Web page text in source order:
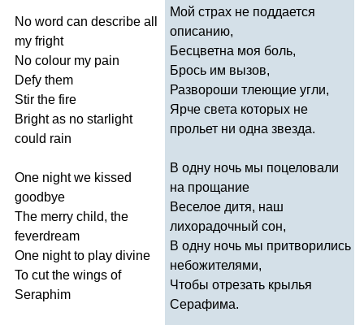
No word can describe all
my fright
No colour my pain
Defy them
Stir the fire
Bright as no starlight
could rain
One night we kissed
goodbye
The merry child, the
feverdream
One night to play divine
To cut the wings of
Seraphim
Мой страх не поддается
описанию,
Бесцветна моя боль,
Брось им вызов,
Развороши тлеющие угли,
Ярче света которых не
прольет ни одна звезда.
В одну ночь мы поцеловали
на прощание
Веселое дитя, наш
лихорадочный сон,
В одну ночь мы притворились
небожителями,
Чтобы отрезать крылья
Серафима.